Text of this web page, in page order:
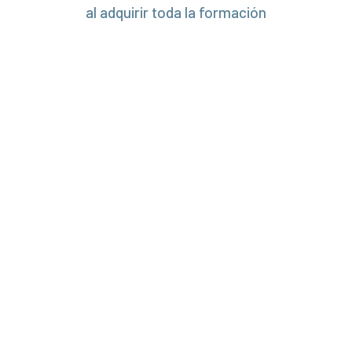
al adquirir toda la formación